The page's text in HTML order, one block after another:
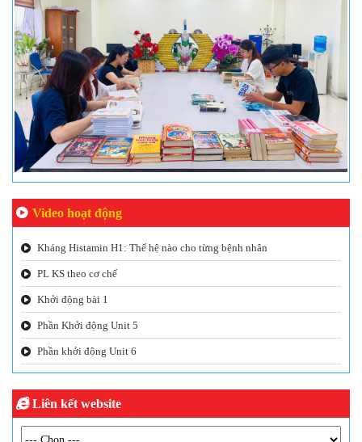
Video hoạt động
Kháng Histamin H1: Thế hệ nào cho từng bệnh nhân
PL KS theo cơ chế
Khởi động bài 1
Phần Khởi động Unit 5
Phần khởi động Unit 6
Liên kết website